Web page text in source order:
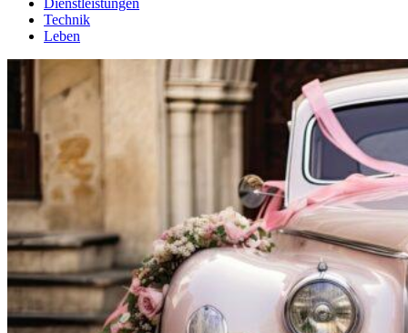
Dienstleistungen
Technik
Leben